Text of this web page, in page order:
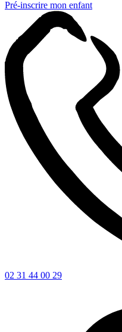
Pré-inscrire mon enfant
02 31 44 00 29